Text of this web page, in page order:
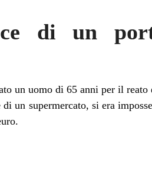
di un
un uomo di 65 anni per il reato
un supermercato, si era